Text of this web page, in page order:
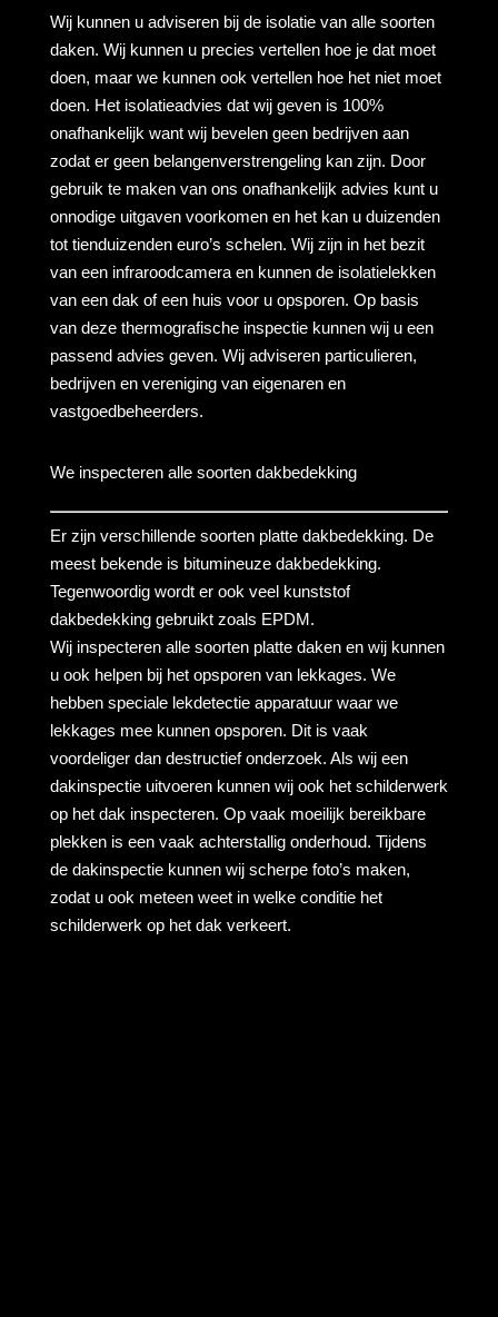
Wij kunnen u adviseren bij de isolatie van alle soorten
daken. Wij kunnen u precies vertellen hoe je dat moet
doen, maar we kunnen ook vertellen hoe het niet moet
doen. Het isolatieadvies dat wij geven is 100%
onafhankelijk want wij bevelen geen bedrijven aan
zodat er geen belangenverstrengeling kan zijn. Door
gebruik te maken van ons onafhankelijk advies kunt u
onnodige uitgaven voorkomen en het kan u duizenden
tot tienduizenden euro’s schelen. Wij zijn in het bezit
van een infraroodcamera en kunnen de isolatielekken
van een dak of een huis voor u opsporen. Op basis
van deze thermografische inspectie kunnen wij u een
passend advies geven. Wij adviseren particulieren,
bedrijven en vereniging van eigenaren en
vastgoedbeheerders.
We inspecteren alle soorten dakbedekking
Er zijn verschillende soorten platte dakbedekking. De
meest bekende is bitumineuze dakbedekking.
Tegenwoordig wordt er ook veel kunststof
dakbedekking gebruikt zoals EPDM.
Wij inspecteren alle soorten platte daken en wij kunnen
u ook helpen bij het opsporen van lekkages. We
hebben speciale lekdetectie apparatuur waar we
lekkages mee kunnen opsporen. Dit is vaak
voordeliger dan destructief onderzoek. Als wij een
dakinspectie uitvoeren kunnen wij ook het schilderwerk
op het dak inspecteren. Op vaak moeilijk bereikbare
plekken is een vaak achterstallig onderhoud. Tijdens
de dakinspectie kunnen wij scherpe foto’s maken,
zodat u ook meteen weet in welke conditie het
schilderwerk op het dak verkeert.